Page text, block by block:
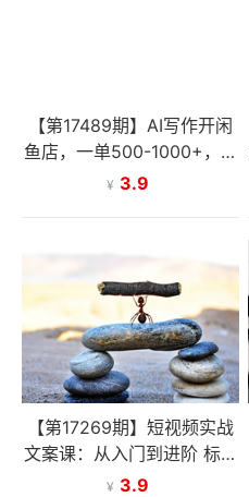
【第17489期】AI写作开闲
鱼店，一单500-1000+，暴
利风口项目，永不失业副业
¥ 3.9
【第17269期】短视频实战
文案课：从入门到进阶 标题
创作+脚本撰写+文案优化三
¥ 3.9